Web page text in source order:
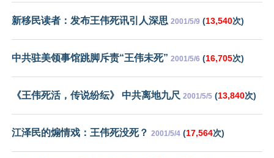
新移民读者：发布王伟死讯引人深思 2001/5/9 (13,540次)
中共驻美领事馆跳脚斥责“王伟未死” 2001/5/6 (16,705次)
《王伟死活，传说纷纭》 中共离地九尺 2001/5/5 (13,840次)
江泽民的煽情戏：王伟死没死？ 2001/5/4 (17,564次)